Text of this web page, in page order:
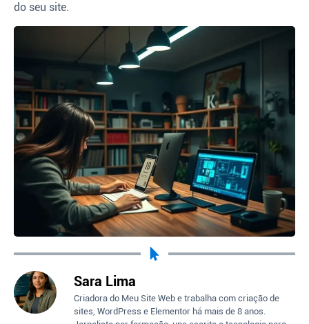
do seu site.
Sara Lima
Criadora do Meu Site Web e trabalha com criação de
sites, WordPress e Elementor há mais de 8 anos.